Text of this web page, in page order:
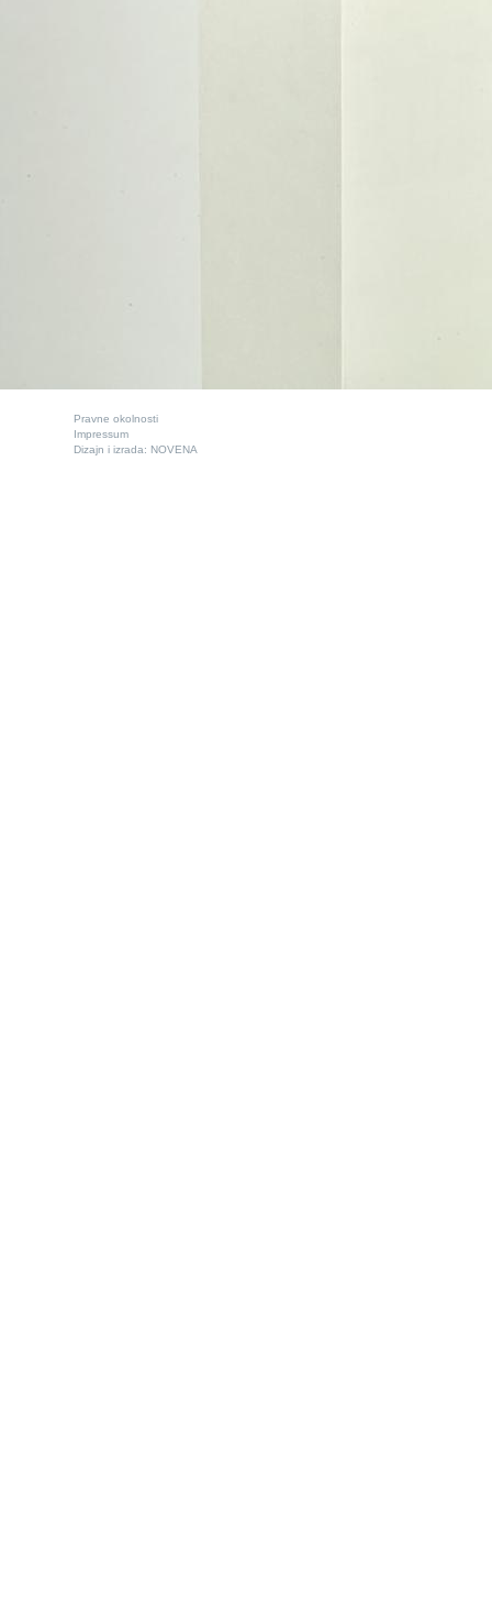
Pravne okolnosti
Impressum
Dizajn i izrada: NOVENA